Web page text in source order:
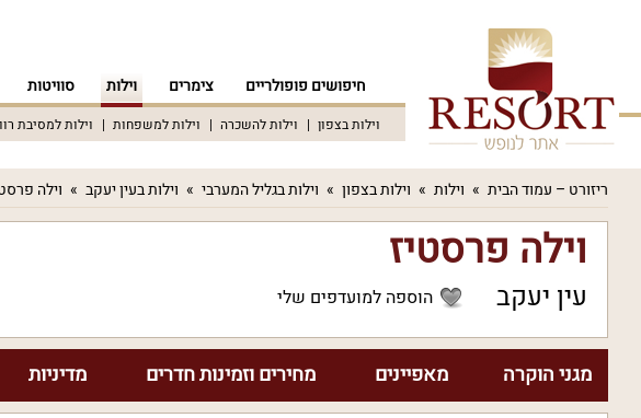
חיפושים פופולריים צימרים וילות סוויטות
וילות בצפון וילות להשכרה וילות למשפחות וילות למסיבת
ריזורט – עמוד הבית וילות וילות בצפון וילות בגליל המערבי וילות בעין יעקב וילה
וילה פרסטיז
עין יעקב הוספה למועדפים שלי
מגני הוקרה מאפיינים מחירים וזמינות חדרים מדיניות